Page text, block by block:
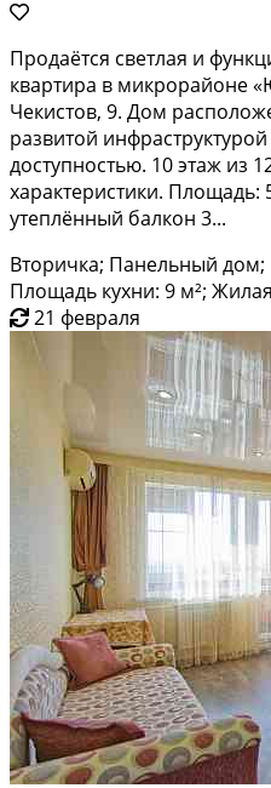
Продаётся светлая и
квартира в микрорайоне
Чекистов, 9. Дом
развитой
доступностью. 10 этаж из
характеристики. Площадь:
утеплённый балкон 3...
Вторичка; Панельный
Площадь кухни: 9 м²;
21 февраля